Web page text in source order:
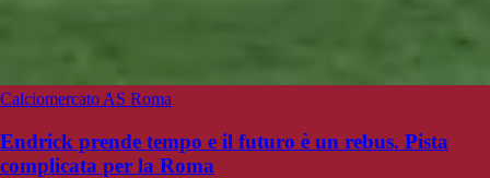
Calciomercato AS Roma
Endrick prende tempo e il futuro è un rebus. Pista
complicata per la Roma